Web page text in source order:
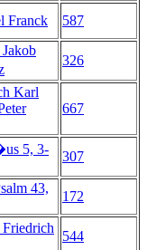
Franck
587
326
Karl
667
5, 3-
307
43,
172
544